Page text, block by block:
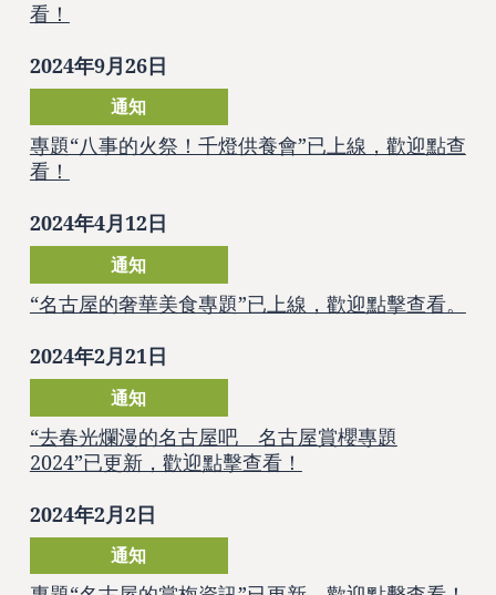
看！
2024年9月26日
通知
專題“八事的火祭！千燈供養會”已上線，歡迎點查
看！
2024年4月12日
通知
“名古屋的奢華美食專題”已上線，歡迎點擊查看。
2024年2月21日
通知
“去春光爛漫的名古屋吧 名古屋賞櫻專題
2024”已更新，歡迎點擊查看！
2024年2月2日
通知